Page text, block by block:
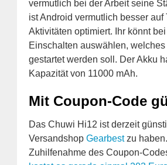
vermutlich bei der Arbeit seine
ist Android vermutlich besser auf
Aktivitäten optimiert. Ihr könnt
Einschalten auswählen,
gestartet werden soll. Der Akku
Kapazität von 11000 mAh.
Mit Coupon-Code
Das Chuwi Hi12 ist derzeit
Versandshop Gearbestzu
Zuhilfenahme des Coupon-